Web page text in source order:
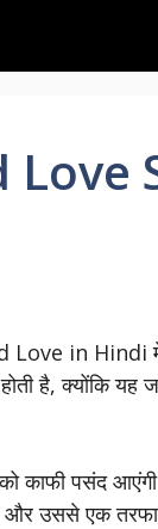
Love in
है, क्योंकि यह
काफी पसंद
उससे एक तरफा